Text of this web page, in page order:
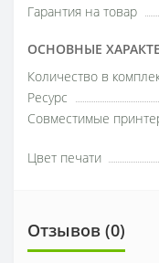
Гарантия на товар
ОСНОВНЫЕ
Количество в
Ресурс
Совместимые
Цвет печати
Отзывов (0)